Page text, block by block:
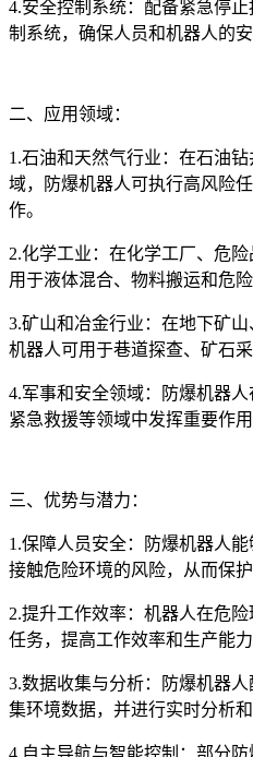
4.安全控制系统：配备紧急停
制系统，确保人员和机器人的安
二、应用领域：
1.石油和天然气行业：在石油
域，防爆机器人可执行高风险
作。
2.化学工业：在化学工厂、危
用于液体混合、物料搬运和危险
3.矿山和冶金行业：在地下矿
机器人可用于巷道探查、矿石
4.军事和安全领域：防爆机器人
紧急救援等领域中发挥重要作用
三、优势与潜力：
1.保障人员安全：防爆机器人
接触危险环境的风险，从而保
2.提升工作效率：机器人在危
任务，提高工作效率和生产能力
3.数据收集与分析：防爆机器
集环境数据，并进行实时分析
4.自主导航与智能控制：部分